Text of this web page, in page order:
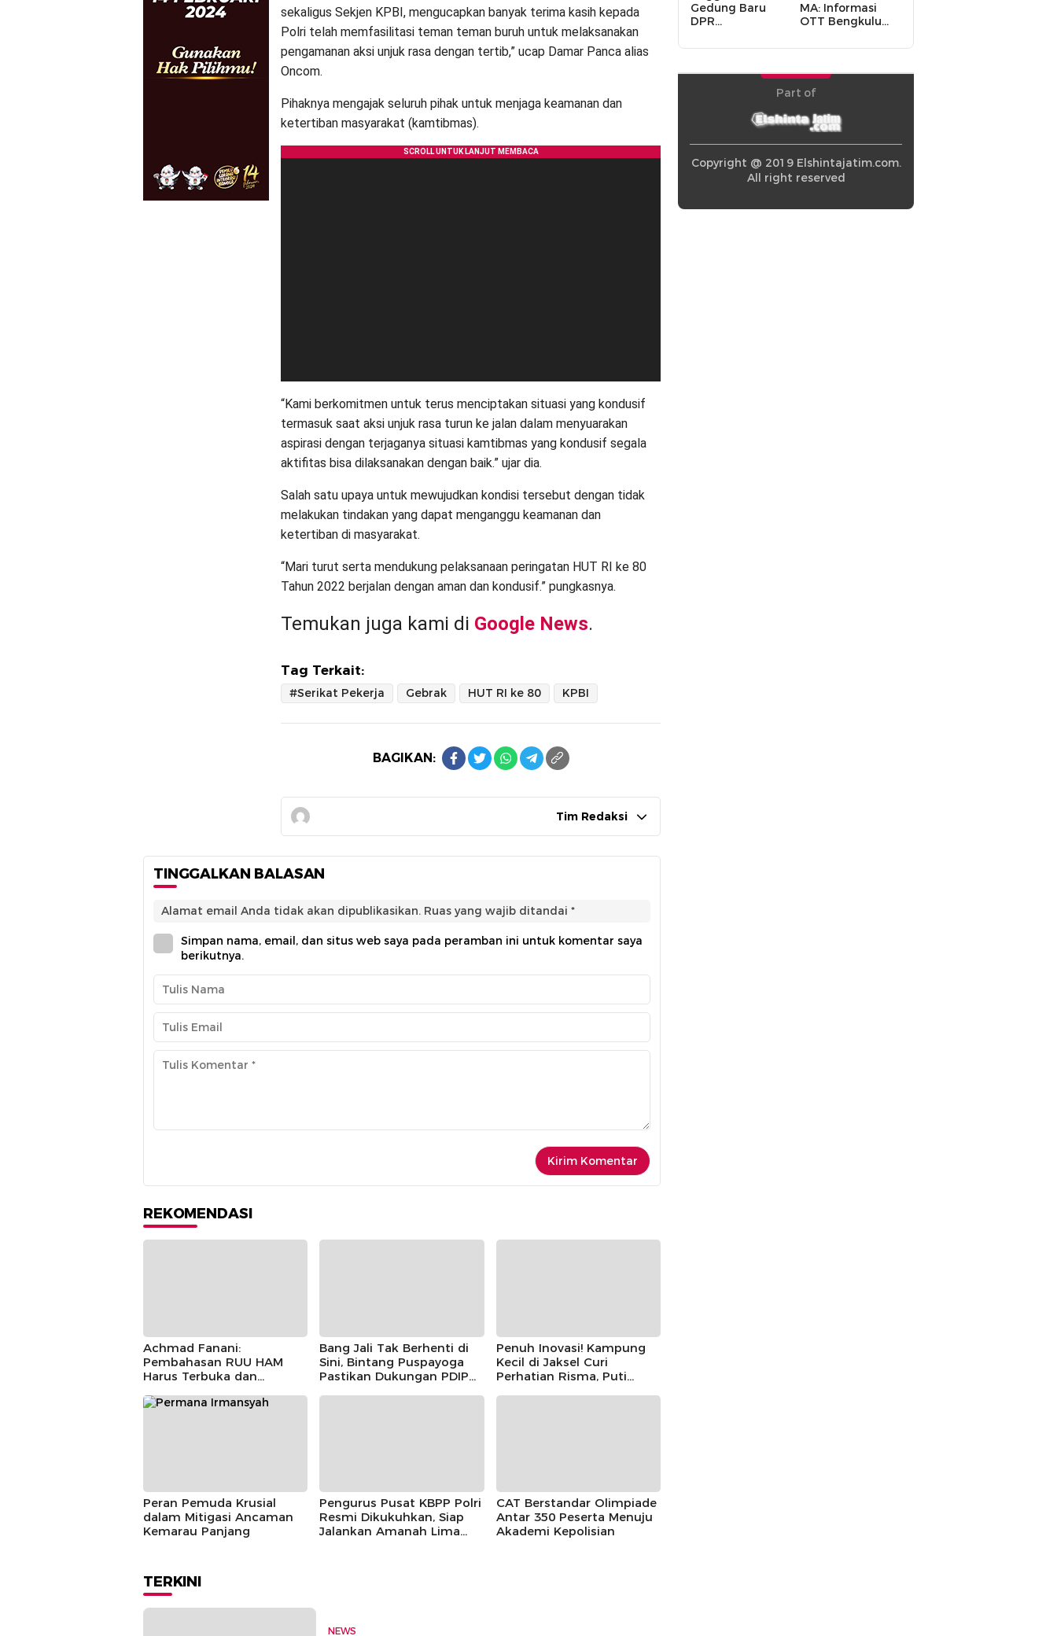
sekaligus Sekjen KPBI, mengucapkan banyak terima kasih kepada
Polri telah memfasilitasi teman teman buruh untuk melaksanakan
pengamanan aksi unjuk rasa dengan tertib,” ucap Damar Panca alias
Oncom.
Pihaknya mengajak seluruh pihak untuk menjaga keamanan dan
ketertiban masyarakat (kamtibmas).
“Kami berkomitmen untuk terus menciptakan situasi yang kondusif
termasuk saat aksi unjuk rasa turun ke jalan dalam menyuarakan
aspirasi dengan terjaganya situasi kamtibmas yang kondusif segala
aktifitas bisa dilaksanakan dengan baik.” ujar dia.
Salah satu upaya untuk mewujudkan kondisi tersebut dengan tidak
melakukan tindakan yang dapat menganggu keamanan dan
ketertiban di masyarakat.
“Mari turut serta mendukung pelaksanaan peringatan HUT RI ke 80
Tahun 2022 berjalan dengan aman dan kondusif.” pungkasnya.
Temukan juga kami di Google News.
Tag Terkait:
#Serikat Pekerja Gebrak HUT RI ke 80 KPBI
BAGIKAN:
Tim Redaksi
TINGGALKAN BALASAN
Alamat email Anda tidak akan dipublikasikan. Ruas yang wajib ditandai *
Simpan nama, email, dan situs web saya pada peramban ini untuk komentar saya
berikutnya.
REKOMENDASI
Achmad Fanani:
Pembahasan RUU HAM
Harus Terbuka dan
Bang Jali Tak Berhenti di
Sini, Bintang Puspayoga
Pastikan Dukungan PDIP
Penuh Inovasi! Kampung
Kecil di Jaksel Curi
Perhatian Risma, Puti
Peran Pemuda Krusial
dalam Mitigasi Ancaman
Kemarau Panjang
Pengurus Pusat KBPP Polri
Resmi Dikukuhkan, Siap
Jalankan Amanah Lima
CAT Berstandar Olimpiade
Antar 350 Peserta Menuju
Akademi Kepolisian
TERKINI
NEWS
Gedung Baru
DPR
Cair karena
Budi” Pemerintah
MA: Informasi
OTT Bengkulu
Internal MA
Part of
Copyright @ 2019 Elshintajatim.com.
All right reserved